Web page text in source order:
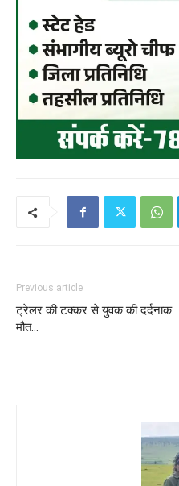
Previous article
ट्रेलर की टक्कर से युवक की दर्दनाक
मौत…